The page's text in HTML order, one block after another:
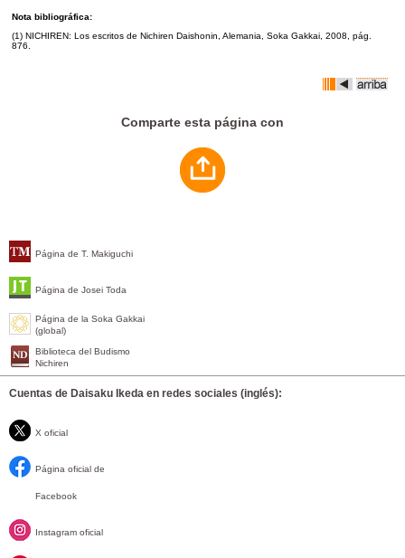
Página de T. Makiguchi
Página de Josei Toda
Página de la Soka Gakkai
(global)
Biblioteca del Budismo
Nichiren
Cuentas de Daisaku Ikeda en redes sociales (inglés):
X oficial
Página oficial de
Facebook
Instagram oficial
Nota bibliográfica:
(1) NICHIREN: Los escritos de Nichiren Daishonin, Alemania, Soka Gakkai, 2008, pág.
876.
Comparte esta página con